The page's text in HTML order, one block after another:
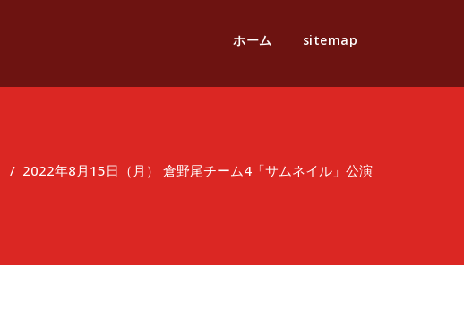
ホーム sitemap
/ 2022年8月15日（月） 倉野尾チーム4「サムネイル」公演